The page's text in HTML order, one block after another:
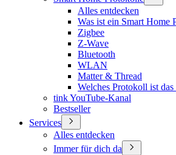
Alles entdecken
Was ist ein Smart Home
Zigbee
Z-Wave
Bluetooth
WLAN
Matter & Thread
Welches Protokoll ist
tink YouTube-Kanal
Bestseller
Services
Alles entdecken
Immer für dich da